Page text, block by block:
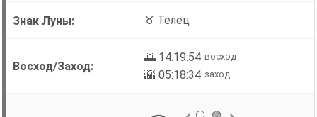
♉ Телец
🌅 14:19:54 восход
🌇 05:18:34 заход